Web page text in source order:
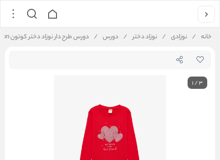
خانه / نوزادی / نوزاد دختر / دورس / دورس طرح دار نوزاد دختر کوتون Koton کد 6WMG10027AK
1/3